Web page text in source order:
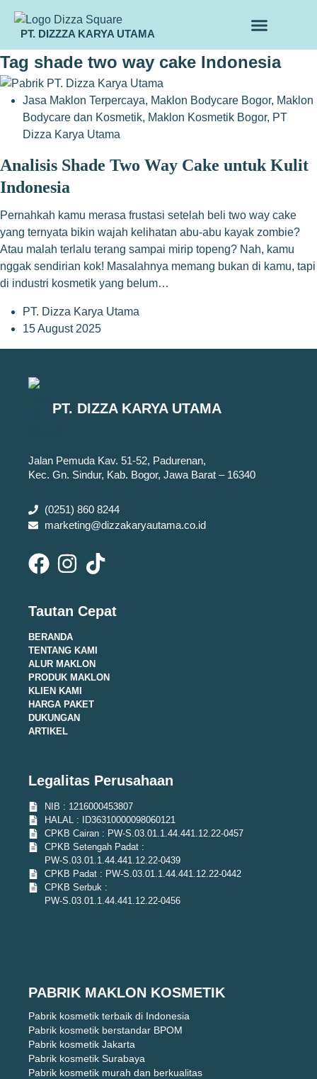
PT. DIZZZA KARYA UTAMA
Tag shade two way cake Indonesia
Jasa Maklon Terpercaya, Maklon Bodycare Bogor, Maklon
Bodycare dan Kosmetik, Maklon Kosmetik Bogor, PT
Dizza Karya Utama
Analisis Shade Two Way Cake untuk Kulit
Indonesia
Pernahkah kamu merasa frustasi setelah beli two way cake
yang ternyata bikin wajah kelihatan abu-abu kayak zombie?
Atau malah terlalu terang sampai mirip topeng? Nah, kamu
nggak sendirian kok! Masalahnya memang bukan di kamu, tapi
di industri kosmetik yang belum…
PT. Dizza Karya Utama
15 August 2025
PT. DIZZA KARYA UTAMA
Jalan Pemuda Kav. 51-52, Padurenan,
Kec. Gn. Sindur, Kab. Bogor, Jawa Barat – 16340
(0251) 860 8244
marketing@dizzakaryautama.co.id
Tautan Cepat
BERANDA
TENTANG KAMI
ALUR MAKLON
PRODUK MAKLON
KLIEN KAMI
HARGA PAKET
DUKUNGAN
ARTIKEL
Legalitas Perusahaan
NIB : 1216000453807
HALAL : ID36310000098060121
CPKB Cairan : PW-S.03.01.1.44.441.12.22-0457
CPKB Setengah Padat :
PW-S.03.01.1.44.441.12.22-0439
CPKB Padat : PW-S.03.01.1.44.441.12.22-0442
CPKB Serbuk :
PW-S.03.01.1.44.441.12.22-0456
PABRIK MAKLON KOSMETIK
Pabrik kosmetik terbaik di Indonesia
Pabrik kosmetik berstandar BPOM
Pabrik kosmetik Jakarta
Pabrik kosmetik Surabaya
Pabrik kosmetik murah dan berkualitas